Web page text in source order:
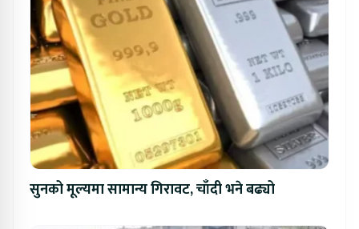
सुनको मूल्यमा सामान्य गिरावट, चाँदी भने बढ्यो